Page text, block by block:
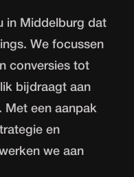
in Middelburg dat
We focussen
conversies tot
bijdraagt aan
Met een aanpak
en
we aan